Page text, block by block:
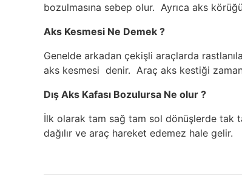
bozulmasına sebep olur. Ayrıca aks
Aks Kesmesi Ne Demek ?
Genelde arkadan çekişli araçlarda
aks kesmesi denir. Araç aks kestiği
Dış Aks Kafası Bozulursa Ne olur ?
İlk olarak tam sağ tam sol dönüşlerde tak
dağılır ve araç hareket edemez hale gelir.